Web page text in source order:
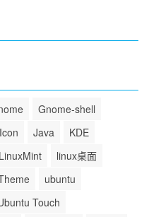
Gnome-shell
Icon Java
KDE
LinuxMint
linux桌面
ubuntu
Touch